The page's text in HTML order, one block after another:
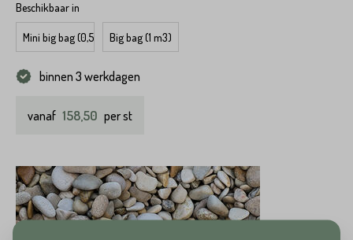
Beschikbaar in
Mini big bag (0,5 m3)Big bag (1 m3)
binnen 3 werkdagen
vanaf 158,50 per st